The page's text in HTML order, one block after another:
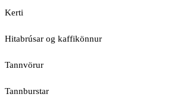
Kerti
Hitabrúsar og kaffikönnur
Tannvörur
Tannburstar